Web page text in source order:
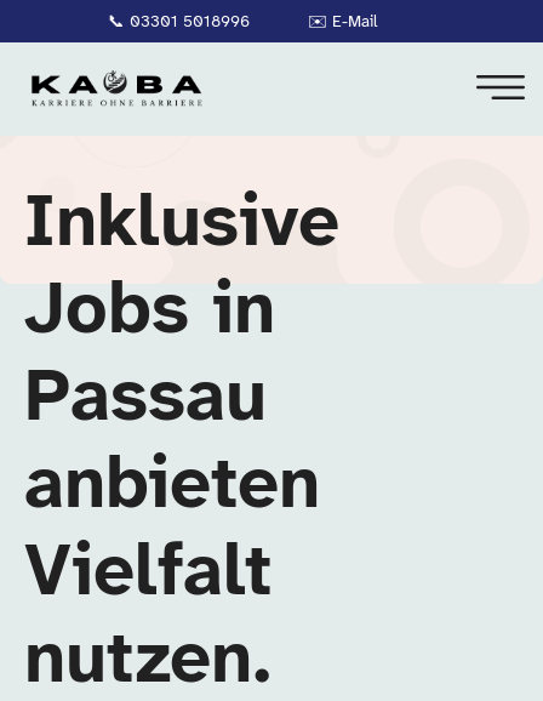
📞 03301 5018996 ✉️ E-Mail
Inklusive
Jobs in
Passau
anbieten
Vielfalt
nutzen.